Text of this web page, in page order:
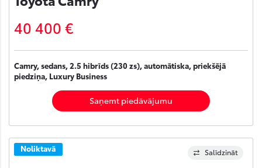
40 400 €
Camry, sedans, 2.5 hibrīds (230 zs), automātiska, priekšējā
piedziņa, Luxury Business
Saņemt piedāvājumu
Salīdzināt
Noliktavā